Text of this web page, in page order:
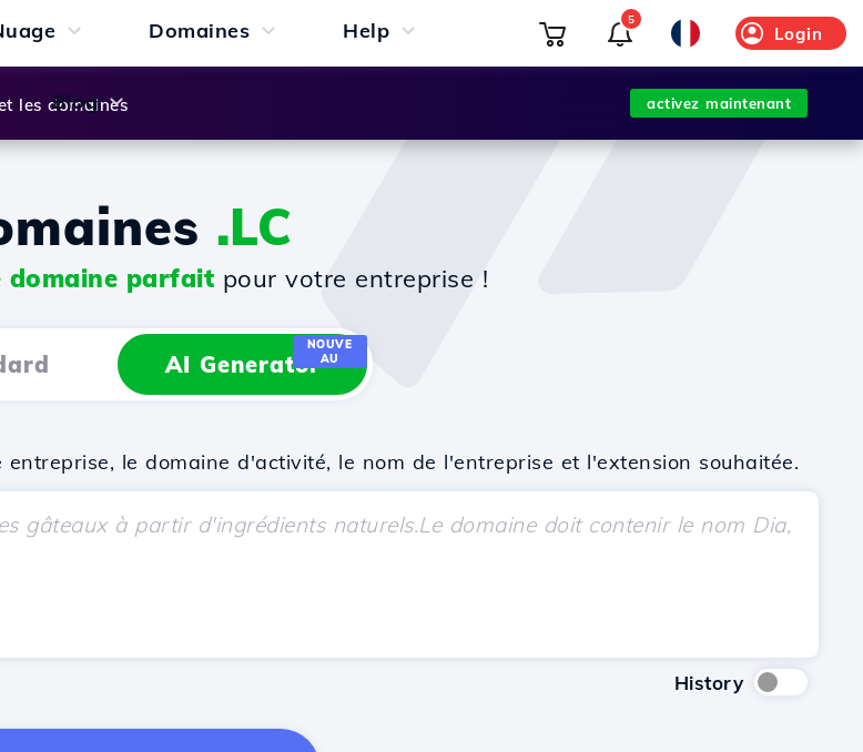
Domaines Help
Blog
Login
5
les domaines activez maintenant
.LC
domaine parfait pour votre entreprise !
AI Generator
NOUVE
AU
le domaine d'activité, le nom de l'entreprise et l'extension souhaitée.
History